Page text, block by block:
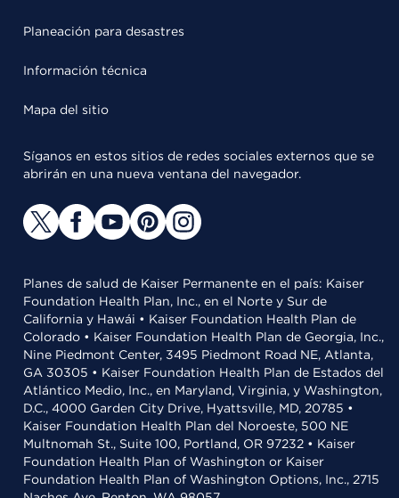
Planeación para desastres
Información técnica
Mapa del sitio
Síganos en estos sitios de redes sociales externos que se
abrirán en una nueva ventana del navegador.
Planes de salud de Kaiser Permanente en el país: Kaiser
Foundation Health Plan, Inc., en el Norte y Sur de
California y Hawái • Kaiser Foundation Health Plan de
Colorado • Kaiser Foundation Health Plan de Georgia, Inc.,
Nine Piedmont Center, 3495 Piedmont Road NE, Atlanta,
GA 30305 • Kaiser Foundation Health Plan de Estados del
Atlántico Medio, Inc., en Maryland, Virginia, y Washington,
D.C., 4000 Garden City Drive, Hyattsville, MD, 20785 •
Kaiser Foundation Health Plan del Noroeste, 500 NE
Multnomah St., Suite 100, Portland, OR 97232 • Kaiser
Foundation Health Plan of Washington or Kaiser
Foundation Health Plan of Washington Options, Inc., 2715